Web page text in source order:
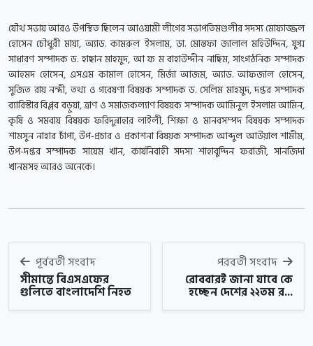
যৌথ সভায় আরও উপস্থিত ছিলেন আওয়ামী লীগের সভাপতিমণ্ডলীর সদস্য মোফাজ্জল
হোসেন চৌধুরী মায়া, অ্যাড. কামরুল ইসলাম, ডা. মোস্তফা জালাল মহিউদ্দিন, যুগ্ম
সাধারণ সম্পাদক ড. হাছান মাহমুদ, আ ফ ম বাহাউদ্দীন নাছিম, সাংগঠনিক সম্পাদক
আহমদ হোসেন, এসএম কামাল হোসেন, মির্জা আজম, অ্যাড. আফজাল হোসেন,
সুজিত রায় নন্দী, তথ্য ও গবেষণা বিষয়ক সম্পাদক ড. সেলিম মাহমুদ, দপ্তর সম্পাদক
ব্যারিস্টার বিপ্লব বড়ুয়া, ত্রাণ ও সমাজকল্যাণ বিষয়ক সম্পাদক আমিনুল ইসলাম আমিন,
কৃষি ও সমবায় বিষয়ক ফরিদুন্নাহার লাইলী, শিক্ষা ও মানবসম্পদ বিষয়ক সম্পাদক
শামসুন নাহার চাঁপা, উপ-প্রচার ও প্রকাশনা বিষয়ক সম্পাদক আব্দুল আউয়াল শামীম,
উপ-দপ্তর সম্পাদক সায়েম খান, কার্যনিবাহী সদস্য শাহাবুদ্দিন ফরাজী, সানজিদা
খানমসহ আরও অনেকে।
পূর্ববর্তী সংবাদ
সীমান্তে বিএসএফের
গুলিতে বাংলাদেশি নিহত
পরবর্তী সংবাদ
রোববারই জানা যাবে কে
হচ্ছেন দেশের ২২তম র...